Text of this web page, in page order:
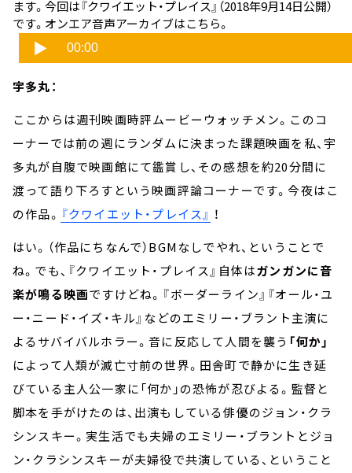
ます。今回は『クワイエット・プレイス』 （2018年9月14日公開）
です。オンエア音声アーカイブはこちら。
宇多丸：
ここからは週刊映画時評ムービーウォッチメン。このコ
ーナーでは前の週にランダムに決まった課題映画を私、宇
多丸が自腹で映画館にて鑑賞し、その感想を約20分間に
渡って語り下ろすという映画評論コーナーです。今夜はこ
の作品。 『クワイエット・プレイス』 ！
はい。（作品にちなんで）BGMなしでやれ、ということで
ね。でも、『クワイエット・プレイス』自体はガンガンに音
楽が鳴る映画ですけどね。『ボーダーライン』『オール・ユ
ー・ニード・イズ・キル』などのエミリー・ブラント主演に
よるサバイバルホラー。音に反応して人間を襲う 「何か」
によって人類が滅亡寸前の世界。田舎町で静かに生き延
びている主人公一家に「何か」の恐怖が忍びよる。監督と
脚本を手がけたのは、出演もしている俳優のジョン・クラ
シンスキー。実生活でも夫婦のエミリー・ブラントとジョ
ン・クラシンスキーが夫婦役で共演している、ということ